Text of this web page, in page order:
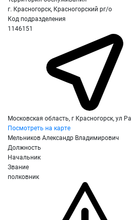
г. Красногорск, Красногорский рг/о
Код подразделения
1146151
Московская область, г Красногорск, ул
Посмотреть на карте
Мельников Александр Владимирович
Должность
Начальник
Звание
полковник